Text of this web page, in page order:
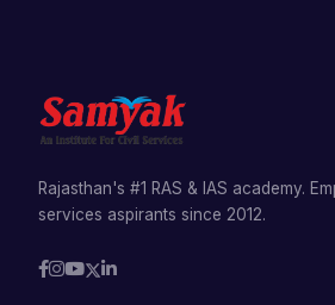
Rajasthan's #1 RAS & IAS academy.
services aspirants since 2012.